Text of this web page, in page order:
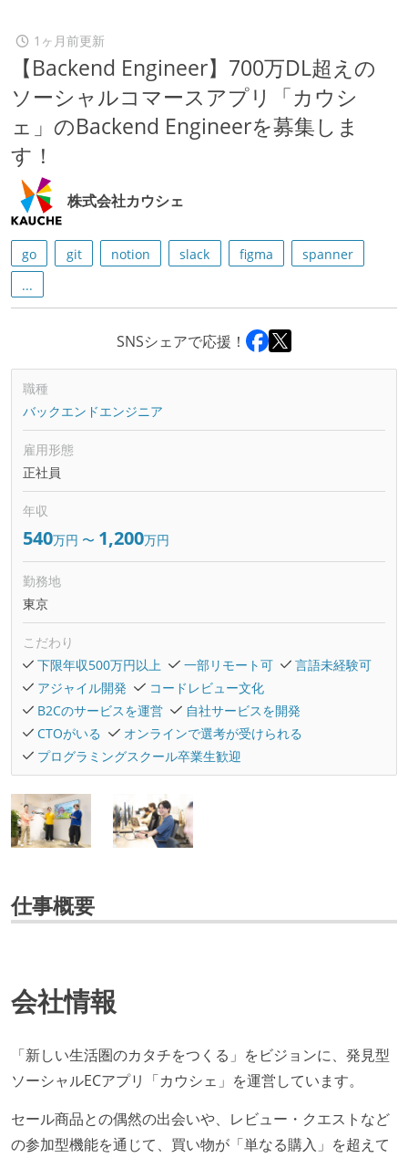
1ヶ月前更新
【Backend Engineer】700万DL超えの
ソーシャルコマースアプリ「カウシ
ェ」のBackend Engineerを募集しま
す！
株式会社カウシェ
go git notion slack figma
spanner
...
SNSシェアで応援！
職種
バックエンドエンジニア
雇用形態
正社員
年収
540万円 〜 1,200万円
勤務地
東京
こだわり
下限年収500万円以上
一部リモート可
言語未経験可
アジャイル開発
コードレビュー文化
B2Cのサービスを運営
自社サービスを開発
CTOがいる
オンラインで選考が受けられる
プログラミングスクール卒業生歓迎
仕事概要
会社情報
「新しい生活圏のカタチをつくる」をビジョンに、発見型
ソーシャルECアプリ「カウシェ」を運営しています。
セール商品との偶然の出会いや、レビュー・クエストなど
の参加型機能を通じて、買い物が「単なる購入」を超えて